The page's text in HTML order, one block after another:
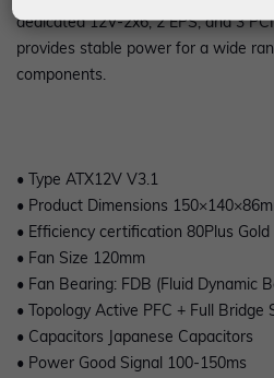
dedicated 12V-2x6, 2 EPS, and 3
provides stable power for a wide
components.
• Type ATX12V V3.1
• Product Dimensions
• Efficiency certification 80Plus Gold
• Fan Size 120mm
• Fan Bearing: FDB (Fluid Dynamic
• Topology Active PFC + Full Bridge
• Capacitors Japanese Capacitors
• Power Good Signal 100-150ms